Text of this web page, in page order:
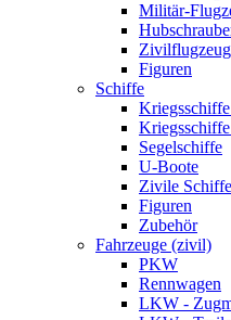
Militär-
Figuren
Schiffe
Segelschiffe
U-Boote
Zivile Schiffe
Figuren
Zubehör
Fahrzeuge (zivil)
PKW
Rennwagen
LKW -